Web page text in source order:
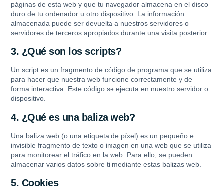
páginas de esta web y que tu navegador almacena en el disco
duro de tu ordenador u otro dispositivo. La información
almacenada puede ser devuelta a nuestros servidores o
servidores de terceros apropiados durante una visita posterior.
3. ¿Qué son los scripts?
Un script es un fragmento de código de programa que se utiliza
para hacer que nuestra web funcione correctamente y de
forma interactiva. Este código se ejecuta en nuestro servidor o
dispositivo.
4. ¿Qué es una baliza web?
Una baliza web (o una etiqueta de píxel) es un pequeño e
invisible fragmento de texto o imagen en una web que se utiliza
para monitorear el tráfico en la web. Para ello, se pueden
almacenar varios datos sobre ti mediante estas balizas web.
5. Cookies